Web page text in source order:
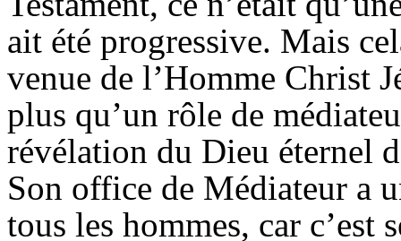
ait été progressive. Mais
venue de l’Homme Christ
plus qu’un rôle de
révélation du Dieu éternel
Son office de Médiateur a
tous les hommes, car c’est